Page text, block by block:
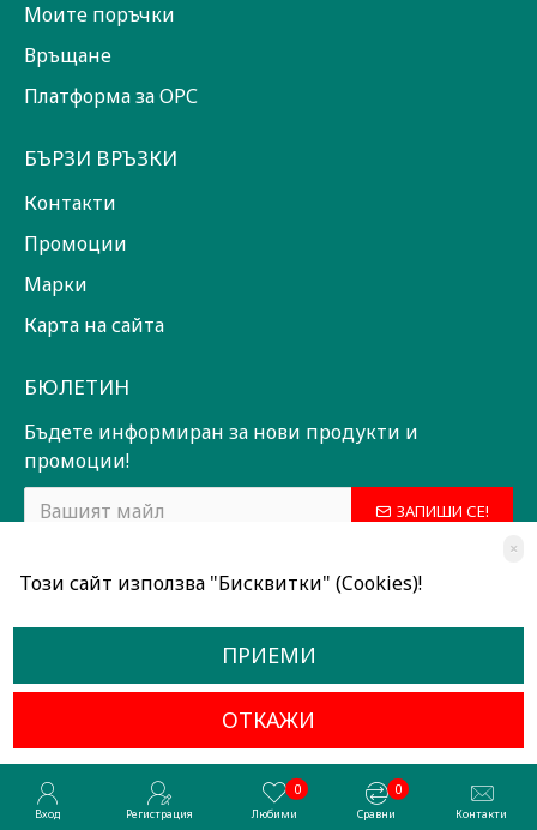
Моите поръчки
Връщане
Платформа за ОРС
БЪРЗИ ВРЪЗКИ
Контакти
Промоции
Марки
Карта на сайта
БЮЛЕТИН
Бъдете информиран за нови продукти и
промоции!
ЗАПИШИ СЕ!
Всички права запазени © 2024, Радославов Мюзик Център
Разработено от OpenCart Bulgaria
×
Този сайт използва "Бисквитки" (Cookies)!
ПРИЕМИ
ОТКАЖИ
Вход Регистрация Любими
0
Сравни
0
Контакти